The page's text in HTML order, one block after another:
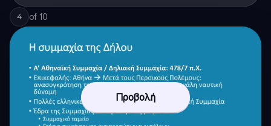
4 of 10
Προβολή